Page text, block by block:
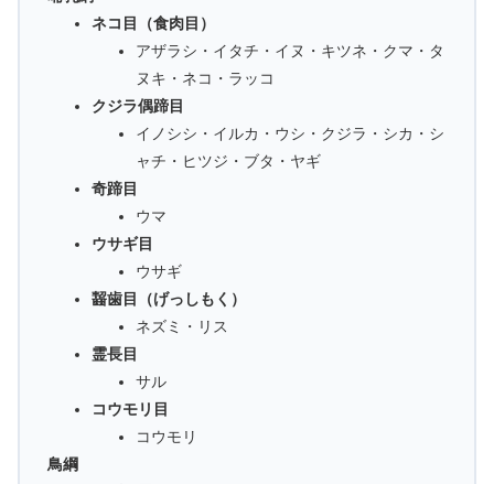
ネコ目（食肉目）
アザラシ・イタチ・イヌ・キツネ・クマ・タ
ヌキ・ネコ・ラッコ
クジラ偶蹄目
イノシシ・イルカ・ウシ・クジラ・シカ・シ
ャチ・ヒツジ・ブタ・ヤギ
奇蹄目
ウマ
ウサギ目
ウサギ
齧歯目（げっしもく）
ネズミ・リス
霊長目
サル
コウモリ目
コウモリ
鳥綱